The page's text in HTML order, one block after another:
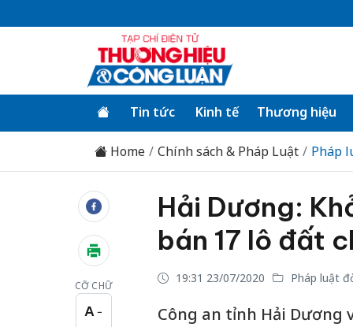
Tin tức Kinh tế Thương hiệu
Home Chính sách & Pháp Luật Pháp
CỠ CHỮ
A −
Cỡ chữ nhỏ
Hải Dương:
bán 17 lô đất
19:31 23/07/2020 Pháp luật
Công an tỉnh Hải Dương